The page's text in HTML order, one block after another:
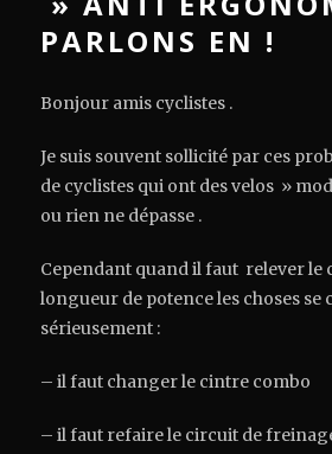
PARLONS EN !
Bonjour amis cyclistes .
Je suis souvent sollicité par ces
de cyclistes qui ont des velos »
ou rien ne dépasse .
Cependant quand il faut relever le
longueur de potence les choses se
sérieusement :
– il faut changer le cintre combo
– il faut refaire le circuit de